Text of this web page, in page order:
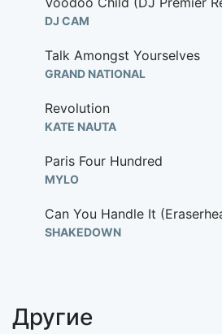
DJ CAM
Talk Amongst Yourselves
GRAND NATIONAL
Revolution
KATE NAUTA
Paris Four Hundred
MYLO
Can You Handle It
SHAKEDOWN
Chase
Другие